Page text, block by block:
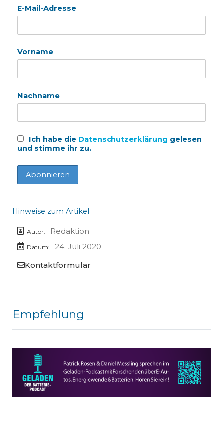
E-Mail-Adresse
Vorname
Nachname
Ich habe die Datenschutzerklärung gelesen
und stimme ihr zu.
Hinweise zum Artikel
Autor: Redaktion
Datum:
24. Juli 2020
Kontaktformular
Empfehlung